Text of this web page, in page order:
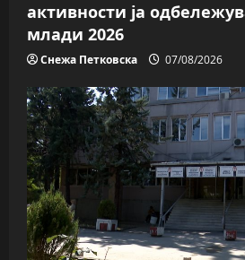
активности ја
млади 2026
Снежа Петковска 07/08/2026